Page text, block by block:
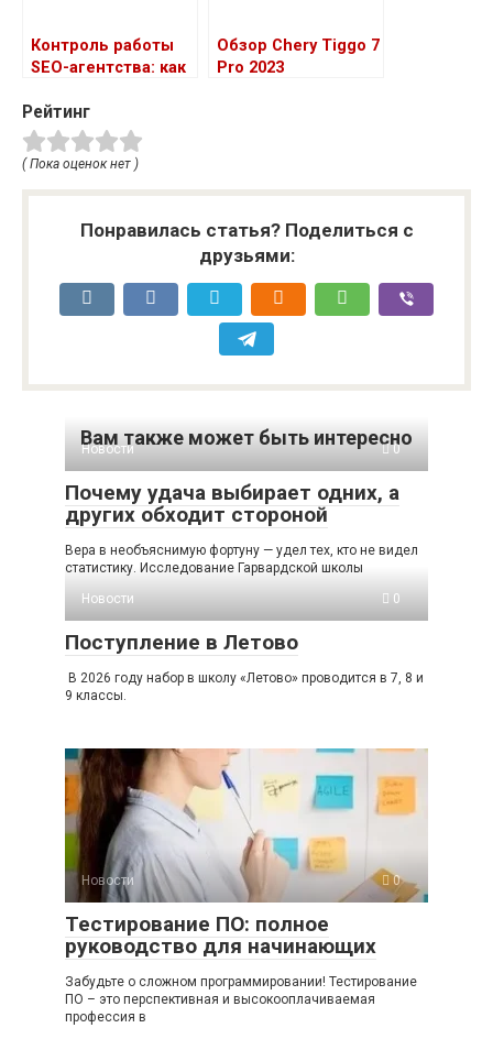
Контроль работы
SEO-агентства: как
прогресс и
использовать
инструменты
анализа данных
Обзор Chery Tiggo 7
Pro 2023
Рейтинг
( Пока оценок нет )
Понравилась статья? Поделиться с
друзьями:
Вам также может быть интересно
Новости 0
Почему удача выбирает одних, а
других обходит стороной
Вера в необъяснимую фортуну — удел тех, кто не видел
статистику. Исследование Гарвардской школы
Новости
0
Поступление в Летово
В 2026 году набор в школу «Летово» проводится в 7, 8 и
9 классы.
Новости 0
Тестирование ПО: полное
руководство для начинающих
Забудьте о сложном программировании! Тестирование
ПО – это перспективная и высокооплачиваемая
профессия в